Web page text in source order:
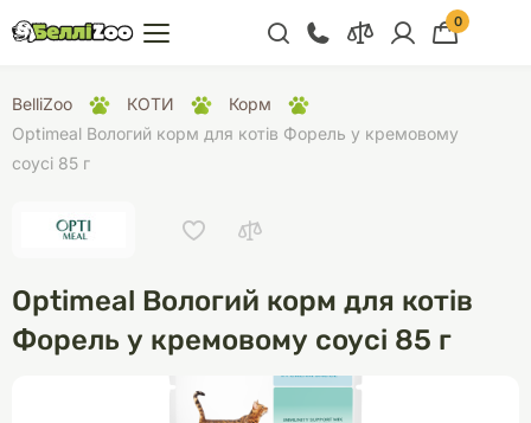
+38 (068) 300 91 91
Відділ продажу
+38 (068) 479 28
0
BelliZoo КОТИ
Корм
Optimeal Вологий корм для котів Форель у кремовому
соусі 85 г
Optimeal Вологий корм для котів
Форель у кремовому соусі 85 г